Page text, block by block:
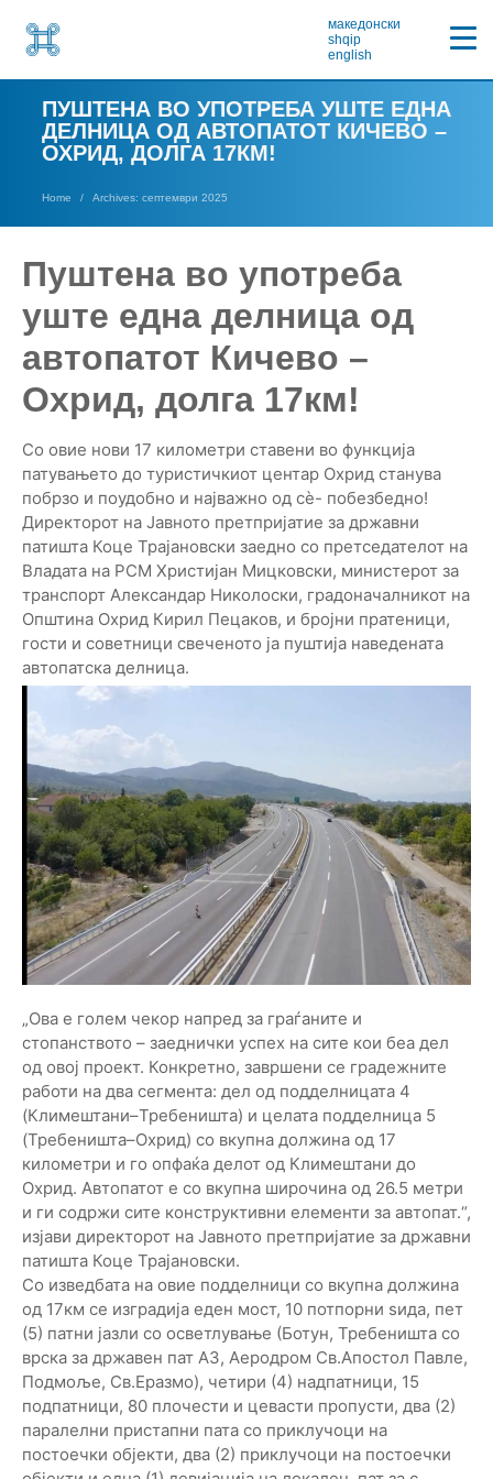
македонски
shqip
english
ПУШТЕНА ВО УПОТРЕБА УШТЕ ЕДНА
ДЕЛНИЦА ОД АВТОПАТОТ КИЧЕВО –
ОХРИД, ДОЛГА 17КМ!
Home Archives: септември 2025
Пуштена во употреба
уште една делница од
автопатот Кичево –
Охрид, долга 17км!
Со овие нови 17 километри ставени во функција
патувањето до туристичкиот центар Охрид станува
побрзо и поудобно и најважно од сè- побезбедно!
Директорот на Јавното претпријатие за државни
патишта Коце Трајановски заедно со претседателот на
Владата на РСМ Христијан Мицковски, министерот за
транспорт Александар Николоски, градоначалникот на
Општина Охрид Кирил Пецаков, и бројни пратеници,
гости и советници свеченото ја пуштија наведената
автопатска делница.
„Ова е голем чекор напред за граѓаните и
стопанството – заеднички успех на сите кои беа дел
од овој проект. Конкретно, завршени се градежните
работи на два сегмента: дел од подделницата 4
(Климештани–Требеништа) и целата подделница 5
(Требеништа–Охрид) со вкупна должина од 17
километри и го опфаќа делот од Климештани до
Охрид. Автопатот е со вкупна широчина од 26.5 метри
и ги содржи сите конструктивни елементи за автопат.“,
изјави директорот на Јавното претпријатие за државни
патишта Коце Трајановски.
Со изведбата на овие подделници со вкупна должина
од 17км се изградија еден мост, 10 потпорни ѕида, пет
(5) патни јазли со осветлување (Ботун, Требеништа со
врска за државен пат А3, Аеродром Св.Апостол Павле,
Подмоље, Св.Еразмо), четири (4) надпатници, 15
подпатници, 80 плочести и цевасти пропусти, два (2)
паралелни пристапни пата со приклучоци на
постоечки објекти, два (2) приклучоци на постоечки